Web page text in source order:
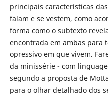
principais características
falam e se vestem, como
forma como o subtexto
encontrada em ambas para
opressivo em que vivem.
da minissérie - com
segundo a proposta de
para o olhar detalhado dos